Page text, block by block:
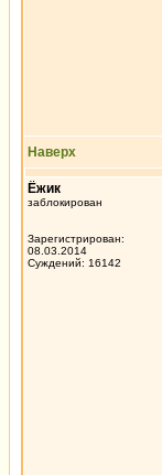
Наверх
Ёжик
заблокирован
Зарегистрирован:
08.03.2014
Суждений: 16142